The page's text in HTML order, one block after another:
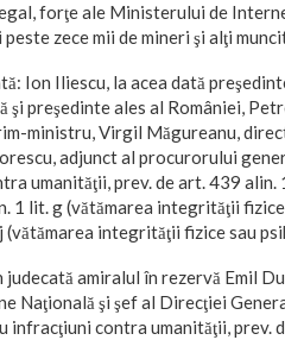
forţe ale Ministerului de
zece mii de mineri şi alţi
Ion Iliescu, la acea dată
şi preşedinte ales al României,
ministru, Virgil Măgureanu,
adjunct al procurorului
umanităţii, prev. de art. 439 alin.
1 lit. g (vătămarea integrităţii
integrităţii fizice sau
judecată amiralul în rezervă Emil
Naţională şi şef al Direcţiei
contra umanităţii, prev.